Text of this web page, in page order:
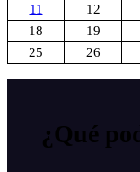
11
12
18
19
25
26
¿Qué